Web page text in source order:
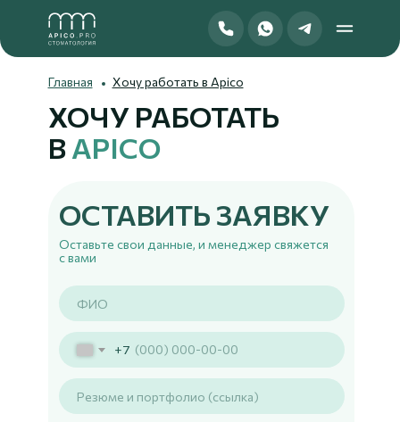
ХОЧУ РАБОТАТЬ
ВAPICO
Главная Хочу работать в Apico
Оставьте свои данные, и менеджер свяжется
с вами
ОСТАВИТЬ ЗАЯВКУ
+7